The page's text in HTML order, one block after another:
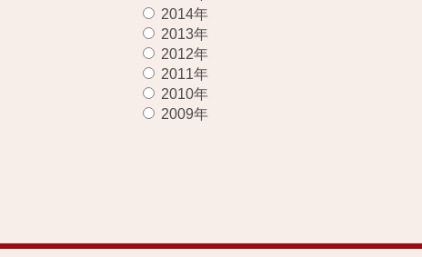
2014年
2013年
2012年
2011年
2010年
2009年